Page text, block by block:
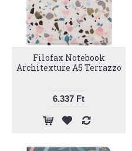
Filofax Notebook
Architexture A5 Terrazzo
6.337 Ft